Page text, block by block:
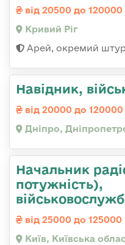
від 20500 до 120000
Кривий Ріг
Арей, окремий
Навідник,
від 20000 до 120000
Дніпро,
Начальник
потужність),
від 25000 до 125000
Київ, Київська